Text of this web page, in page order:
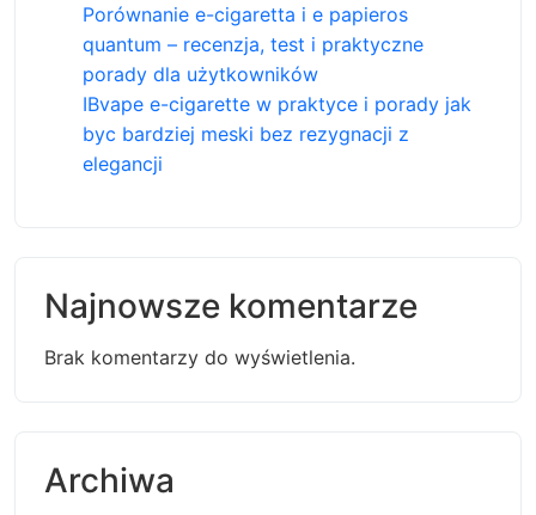
Porównanie e-cigaretta i e papieros
quantum – recenzja, test i praktyczne
porady dla użytkowników
IBvape e-cigarette w praktyce i porady jak
byc bardziej meski bez rezygnacji z
elegancji
Najnowsze komentarze
Brak komentarzy do wyświetlenia.
Archiwa